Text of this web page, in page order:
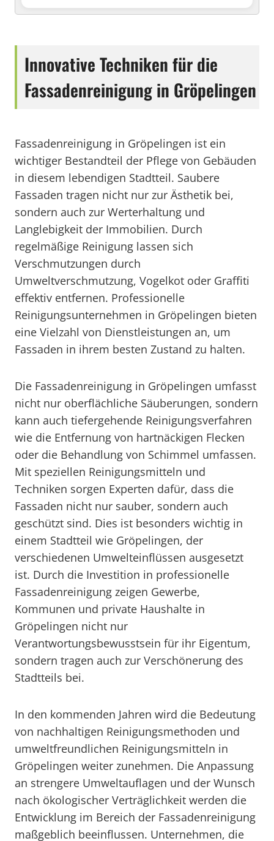
Innovative Techniken für die
Fassadenreinigung in Gröpelingen
Fassadenreinigung in Gröpelingen ist ein
wichtiger Bestandteil der Pflege von Gebäuden
in diesem lebendigen Stadtteil. Saubere
Fassaden tragen nicht nur zur Ästhetik bei,
sondern auch zur Werterhaltung und
Langlebigkeit der Immobilien. Durch
regelmäßige Reinigung lassen sich
Verschmutzungen durch
Umweltverschmutzung, Vogelkot oder Graffiti
effektiv entfernen. Professionelle
Reinigungsunternehmen in Gröpelingen bieten
eine Vielzahl von Dienstleistungen an, um
Fassaden in ihrem besten Zustand zu halten.
Die Fassadenreinigung in Gröpelingen umfasst
nicht nur oberflächliche Säuberungen, sondern
kann auch tiefergehende Reinigungsverfahren
wie die Entfernung von hartnäckigen Flecken
oder die Behandlung von Schimmel umfassen.
Mit speziellen Reinigungsmitteln und
Techniken sorgen Experten dafür, dass die
Fassaden nicht nur sauber, sondern auch
geschützt sind. Dies ist besonders wichtig in
einem Stadtteil wie Gröpelingen, der
verschiedenen Umwelteinflüssen ausgesetzt
ist. Durch die Investition in professionelle
Fassadenreinigung zeigen Gewerbe,
Kommunen und private Haushalte in
Gröpelingen nicht nur
Verantwortungsbewusstsein für ihr Eigentum,
sondern tragen auch zur Verschönerung des
Stadtteils bei.
In den kommenden Jahren wird die Bedeutung
von nachhaltigen Reinigungsmethoden und
umweltfreundlichen Reinigungsmitteln in
Gröpelingen weiter zunehmen. Die Anpassung
an strengere Umweltauflagen und der Wunsch
nach ökologischer Verträglichkeit werden die
Entwicklung im Bereich der Fassadenreinigung
maßgeblich beeinflussen. Unternehmen, die